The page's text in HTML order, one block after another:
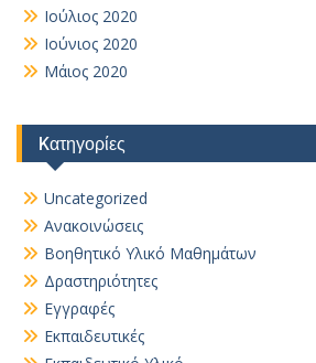
Ιούλιος 2020
Ιούνιος 2020
Μάιος 2020
Kατηγορίες
Uncategorized
Ανακοινώσεις
Βοηθητικό Yλικό Mαθημάτων
Δραστηριότητες
Εγγραφές
Εκπαιδευτικές